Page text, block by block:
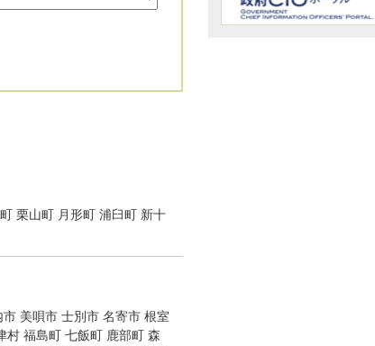
栗山町 月形町 浦臼町 新十
市 美唄市 士別市 名寄市 根室
村 福島町 七飯町 鹿部町 森